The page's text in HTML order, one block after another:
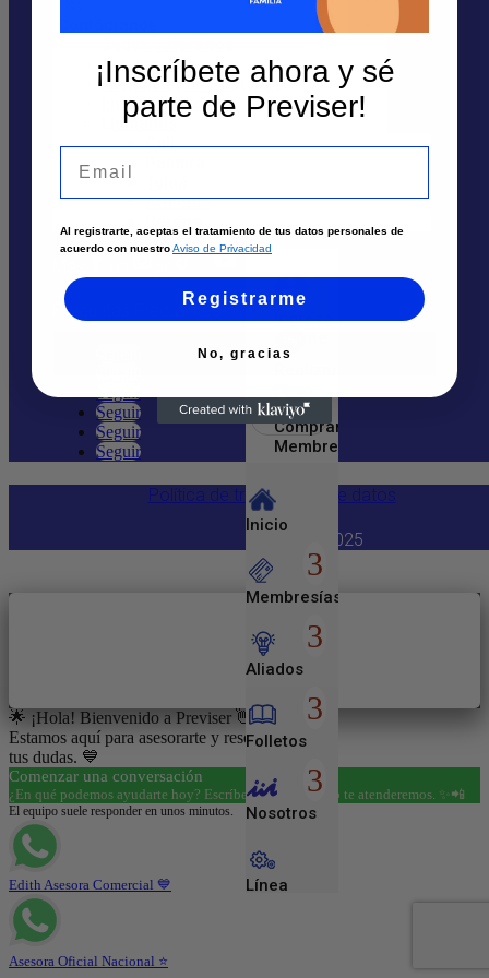
Solicita un asesor
Atención por WhatsApp
Envía tu solicitud
Llámanos
Cali
Armenia
Ingreso
Comprar
Membresía
Inicio
Membresías
Aliados
Folletos
Nosotros
Línea
Nosotros
Trabaja aquí
Preguntas Frecuentes
Seguir
Seguir
Seguir
Política de tratamiento de datos
Copyright 2025
🌟 ¡Hola! Bienvenido a Previser 👋😊
Estamos aquí para asesorarte y resolver todas
tus dudas. 💙
Comenzar una conversación
¿En qué podemos ayudarte hoy? Escríbenos y con gusto te atenderemos. ✨📲
El equipo suele responder en unos minutos.
Edith Asesora Comercial 💙
Asesora Oficial Nacional ⭐
¡Inscríbete ahora y sé
parte de Previser!
Al registrarte, aceptas el tratamiento de tus datos personales de
acuerdo con nuestroAviso de Privacidad
Registrarme
No, gracias